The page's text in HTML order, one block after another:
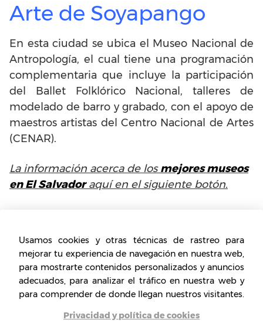
Arte de Soyapango
En esta ciudad se ubica el Museo Nacional de
Antropología, el cual tiene una programación
complementaria que incluye la participación
del Ballet Folklórico Nacional, talleres de
modelado de barro y grabado, con el apoyo de
maestros artistas del Centro Nacional de Artes
(CENAR).
La información acerca de losmejores museos
en El Salvadoraquí en el siguiente botón.
Salvador
Ofertando también, recorridos guiados por las
salas permanentes de exposición, con una
Usamos cookies y otras técnicas de rastreo para
mejorar tu experiencia de navegación en nuestra web,
para mostrarte contenidos personalizados y anuncios
adecuados, para analizar el tráfico en nuestra web y
para comprender de donde llegan nuestros visitantes.
Privacidad y política de cookies